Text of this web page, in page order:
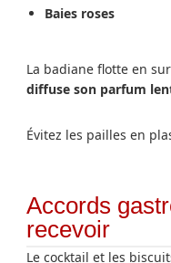
Baies roses
La badiane flotte en
diffuse son parfum
Évitez les pailles en
Accords
recevoir
Le cocktail et les